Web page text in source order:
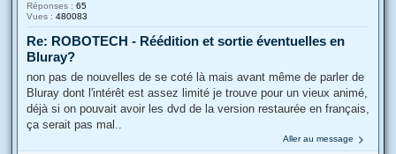
Réponses : 65
Vues : 480083
Re: ROBOTECH - Réédition et sortie éventuelles en
Bluray?
non pas de nouvelles de se coté là mais avant même de parler de
Bluray dont l'intérêt est assez limité je trouve pour un vieux animé,
déjà si on pouvait avoir les dvd de la version restaurée en français,
ça serait pas mal..
Aller au message